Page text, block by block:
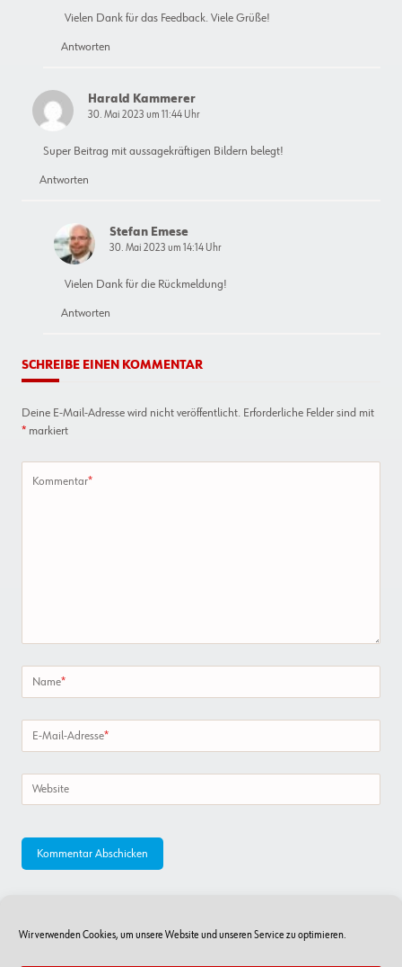
Wir verwenden Cookies, um unsere Website und unseren Service zu optimieren.
Vielen Dank für das Feedback. Viele Grüße!
Antworten
Harald Kammerer
30. Mai 2023 um 11:44 Uhr
Super Beitrag mit aussagekräftigen Bildern belegt!
Antworten
Stefan Emese
30. Mai 2023 um 14:14 Uhr
Vielen Dank für die Rückmeldung!
Antworten
SCHREIBE EINEN KOMMENTAR
Deine E-Mail-Adresse wird nicht veröffentlicht. Erforderliche Felder sind mit
* markiert
Kommentar*
Name*
E-Mail-Adresse*
Website